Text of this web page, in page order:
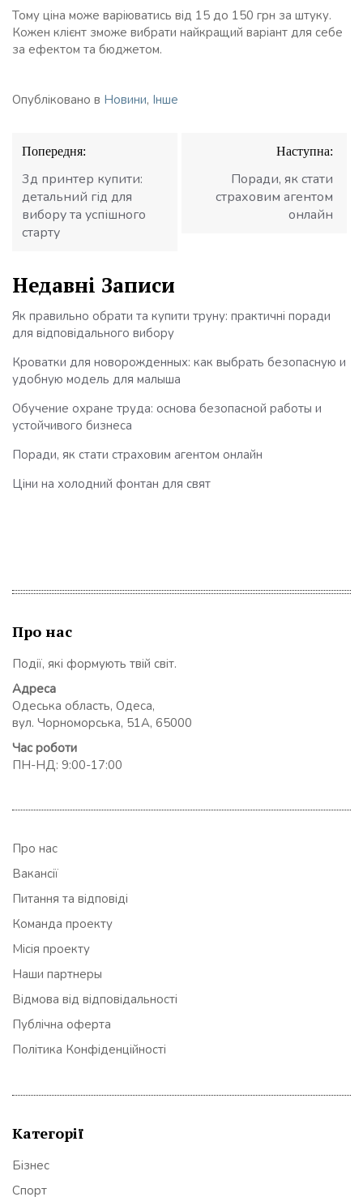
Тому ціна може варіюватись від 15 до 150 грн за штуку.
Кожен клієнт зможе вибрати найкращий варіант для себе
за ефектом та бюджетом.
Опубліковано в Новини, Інше
Навігація
записів
Попередня:
3д принтер купити:
детальний гід для
вибору та успішного
старту
Наступна:
Поради, як стати
страховим агентом
онлайн
Недавні Записи
Як правильно обрати та купити труну: практичні поради
для відповідального вибору
Кроватки для новорожденных: как выбрать безопасную и
удобную модель для малыша
Обучение охране труда: основа безопасной работы и
устойчивого бизнеса
Поради, як стати страховим агентом онлайн
Ціни на холодний фонтан для свят
Про нас
Події, які формують твій світ.
Адреса
Одеська область, Одеса,
вул. Чорноморська, 51А, 65000
Час роботи
ПН-НД: 9:00-17:00
Про нас
Вакансії
Питання та відповіді
Команда проекту
Місія проекту
Наши партнеры
Відмова від відповідальності
Публічна оферта
Політика Конфіденційності
Категорії
Бізнес
Спорт